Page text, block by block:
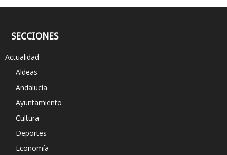
SECCIONES
Actualidad
Aldeas
Andalucía
Ayuntamiento
Cultura
Deportes
Economía